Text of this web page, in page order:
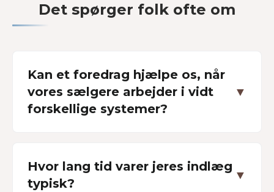
Det spørger folk ofte om
Kan et foredrag hjælpe os, når
vores sælgere arbejder i vidt
forskellige systemer?
▼
Hvor lang tid varer jeres indlæg
typisk?
▼